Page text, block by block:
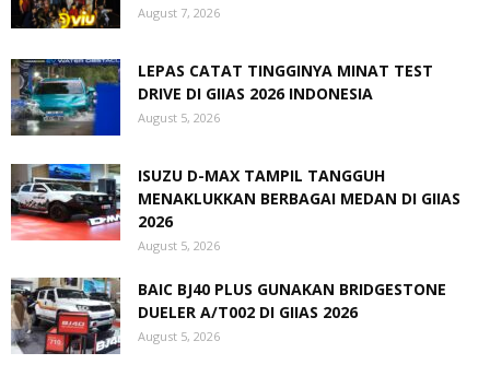
August 7, 2026
LEPAS CATAT TINGGINYA MINAT TEST
DRIVE DI GIIAS 2026 INDONESIA
August 5, 2026
ISUZU D-MAX TAMPIL TANGGUH
MENAKLUKKAN BERBAGAI MEDAN DI GIIAS
2026
August 5, 2026
BAIC BJ40 PLUS GUNAKAN BRIDGESTONE
DUELER A/T002 DI GIIAS 2026
August 5, 2026